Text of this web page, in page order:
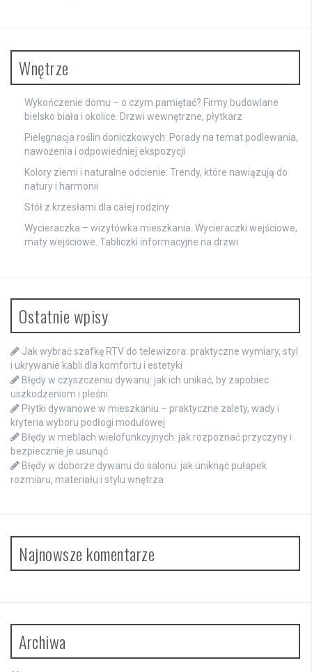
Wnętrze
Wykończenie domu – o czym pamiętać? Firmy budowlane
bielsko biała i okolice. Drzwi wewnętrzne, płytkarz
Pielęgnacja roślin doniczkowych: Porady na temat podlewania,
nawożenia i odpowiedniej ekspozycji
Kolory ziemi i naturalne odcienie: Trendy, które nawiązują do
natury i harmonii
Stół z krzesłami dla całej rodziny
Wycieraczka – wizytówka mieszkania. Wycieraczki wejściowe,
maty wejściowe. Tabliczki informacyjne na drzwi
Ostatnie wpisy
Jak wybrać szafkę RTV do telewizora: praktyczne wymiary, styl
i ukrywanie kabli dla komfortu i estetyki
Błędy w czyszczeniu dywanu: jak ich unikać, by zapobiec
uszkodzeniom i pleśni
Płytki dywanowe w mieszkaniu – praktyczne zalety, wady i
kryteria wyboru podłogi modułowej
Błędy w meblach wielofunkcyjnych: jak rozpoznać przyczyny i
bezpiecznie je usunąć
Błędy w doborze dywanu do salonu: jak uniknąć pułapek
rozmiaru, materiału i stylu wnętrza
Najnowsze komentarze
Archiwa